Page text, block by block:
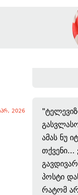
2026
ამას ნუ
პოსტი
რატომ